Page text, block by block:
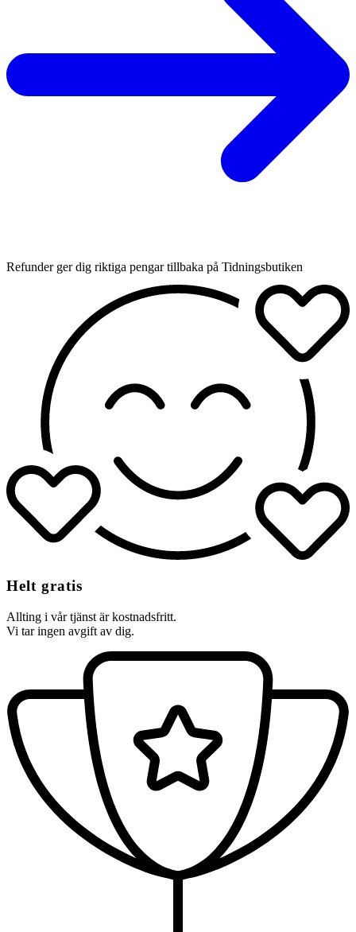
Refunder ger dig riktiga pengar tillbaka på Tidningsbutiken
Helt gratis
Allting i vår tjänst är kostnadsfritt.
Vi tar ingen avgift av dig.